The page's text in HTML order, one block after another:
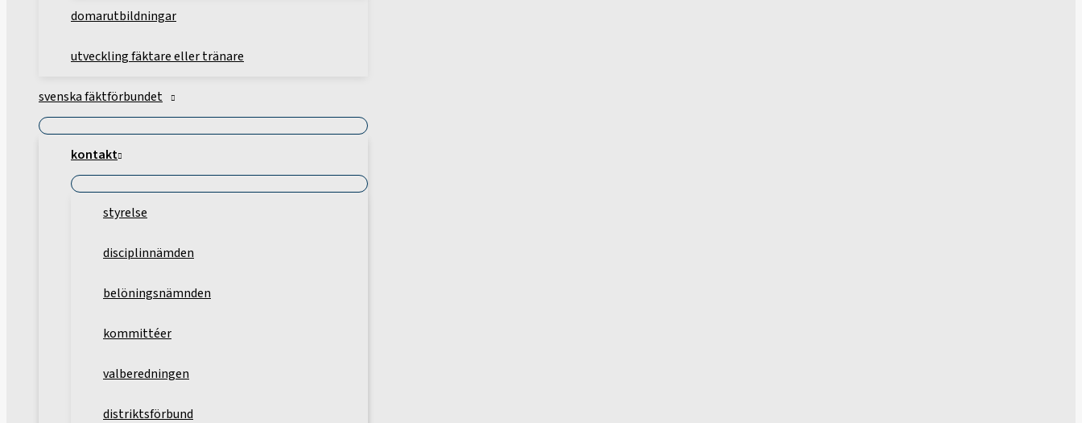
domarutbildningar
utveckling fäktare eller tränare
svenska fäktförbundet
kontakt
styrelse
disciplinnämden
belöningsnämnden
kommittéer
valberedningen
distriktsförbund